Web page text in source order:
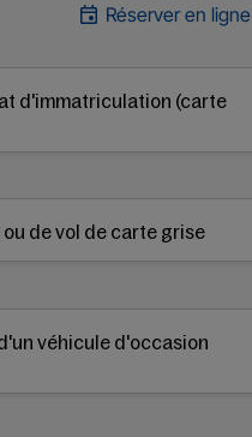
Réserver en ligne
d'immatriculation (carte
de vol de carte grise
véhicule d'occasion